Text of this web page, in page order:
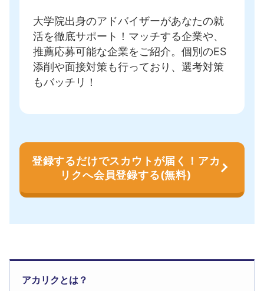
大学院出身のアドバイザーがあなたの就
活を徹底サポート！ マッチする企業や、
推薦応募可能な企業をご紹介。個別のES
添削や面接対策も行っており、選考対策
もバッチリ！
登録するだけでスカウトが届く！アカ
リクへ会員登録する(無料)
アカリクとは？